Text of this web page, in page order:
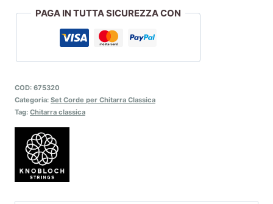
PAGA IN TUTTA SICUREZZA CON
COD: 675320
Categoria: Set Corde per Chitarra Classica
Tag: Chitarra classica